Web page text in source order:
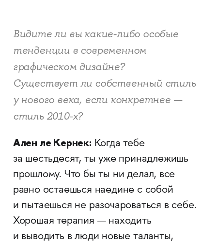
Видите ли вы какие-либо особые
тенденции в современном
графическом дизайне?
Существует ли собственный стиль
у нового века, если конкретнее —
стиль 2010-х?
Ален ле Кернек: Когда тебе
за шестьдесят, ты уже принадлежишь
прошлому. Что бы ты ни делал, все
равно остаешься наедине с собой
и пытаешься не разочароваться в себе.
Хорошая терапия — находить
и выводить в люди новые таланты,